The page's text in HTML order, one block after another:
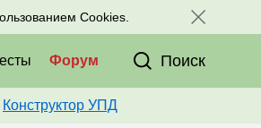
Cookies.
соц. сетях:
Форум Поиск
Конструктор УПД